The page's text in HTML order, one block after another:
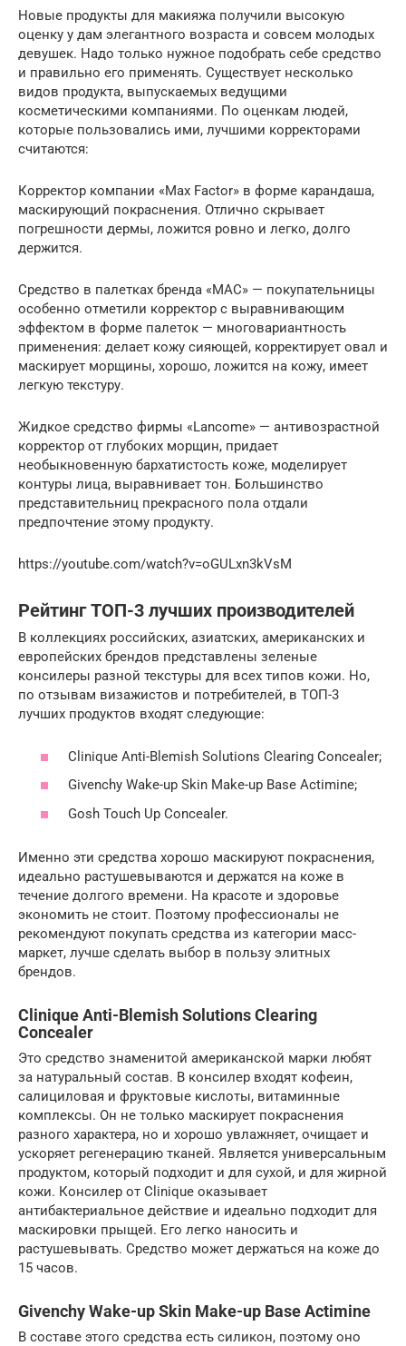
Новые продукты для макияжа получили высокую
оценку у дам элегантного возраста и совсем молодых
девушек. Надо только нужное подобрать себе средство
и правильно его применять. Существует несколько
видов продукта, выпускаемых ведущими
косметическими компаниями. По оценкам людей,
которые пользовались ими, лучшими корректорами
считаются:
Корректор компании «Max Factor» в форме карандаша,
маскирующий покраснения. Отлично скрывает
погрешности дермы, ложится ровно и легко, долго
держится.
Средство в палетках бренда «MAC» — покупательницы
особенно отметили корректор с выравнивающим
эффектом в форме палеток — многовариантность
применения: делает кожу сияющей, корректирует овал и
маскирует морщины, хорошо, ложится на кожу, имеет
легкую текстуру.
Жидкое средство фирмы «Lancome» — антивозрастной
корректор от глубоких морщин, придает
необыкновенную бархатистость коже, моделирует
контуры лица, выравнивает тон. Большинство
представительниц прекрасного пола отдали
предпочтение этому продукту.
https://youtube.com/watch?v=oGULxn3kVsM
Рейтинг ТОП-3 лучших производителей
В коллекциях российских, азиатских, американских и
европейских брендов представлены зеленые
консилеры разной текстуры для всех типов кожи. Но,
по отзывам визажистов и потребителей, в ТОП-3
лучших продуктов входят следующие:
Clinique Anti-Blemish Solutions Clearing Concealer;
Givenchy Wake-up Skin Make-up Base Actimine;
Gosh Touch Up Concealer.
Именно эти средства хорошо маскируют покраснения,
идеально растушевываются и держатся на коже в
течение долгого времени. На красоте и здоровье
экономить не стоит. Поэтому профессионалы не
рекомендуют покупать средства из категории масс-
маркет, лучше сделать выбор в пользу элитных
брендов.
Clinique Anti-Blemish Solutions Clearing
Concealer
Это средство знаменитой американской марки любят
за натуральный состав. В консилер входят кофеин,
салициловая и фруктовые кислоты, витаминные
комплексы. Он не только маскирует покраснения
разного характера, но и хорошо увлажняет, очищает и
ускоряет регенерацию тканей. Является универсальным
продуктом, который подходит и для сухой, и для жирной
кожи. Консилер от Clinique оказывает
антибактериальное действие и идеально подходит для
маскировки прыщей. Его легко наносить и
растушевывать. Средство может держаться на коже до
15 часов.
Givenchy Wake-up Skin Make-up Base Actimine
В составе этого средства есть силикон, поэтому оно